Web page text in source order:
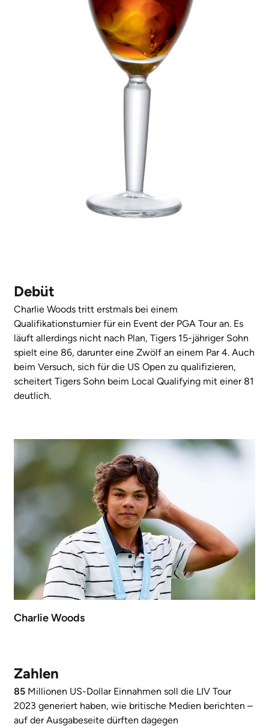
Debüt
Charlie Woods tritt erstmals bei einem
Qualifikationsturnier für ein Event der PGA Tour an. Es
läuft allerdings nicht nach Plan, Tigers 15-jähriger Sohn
spielt eine 86, darunter eine Zwölf an einem Par 4. Auch
beim Versuch, sich für die US Open zu qualifizieren,
scheitert Tigers Sohn beim Local Qualifying mit einer 81
deutlich.
Charlie Woods
Zahlen
85 Millionen US-Dollar Einnahmen soll die LIV Tour
2023 generiert haben, wie britische Medien berichten –
auf der Ausgabeseite dürften dagegen